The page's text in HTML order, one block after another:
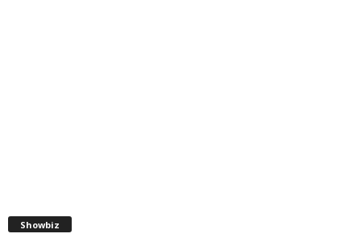
Showbiz